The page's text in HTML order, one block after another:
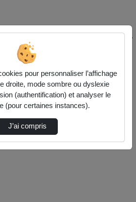
de l'université Paris
média sur Médiathèque de l'université
pour personnaliser l’affichage
droite, mode sombre ou dyslexie
(authentification) et analyser le
(pour certaines instances).
J’ai compris